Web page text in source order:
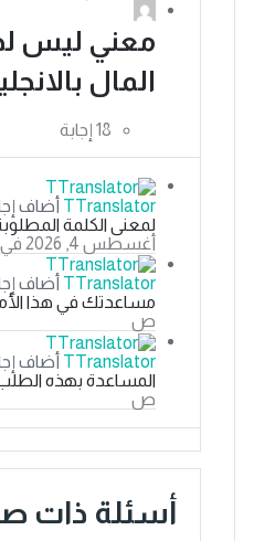
معني ليس
المال
TTranslator
لمعنى الكلمة
‫أغسطس 4, 2026 في 11:22 ص
TTranslator
مساعدتك في هذا
ص
TTranslator
المساعدة بهذه
ص
أسئلة ذات